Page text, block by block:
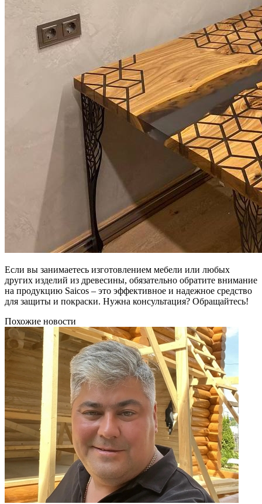
Если вы занимаетесь изготовлением мебели или любых
других изделий из древесины, обязательно обратите внимание
на продукцию Saicos – это эффективное и надежное средство
для защиты и покраски. Нужна консультация? Обращайтесь!
Похожие новости